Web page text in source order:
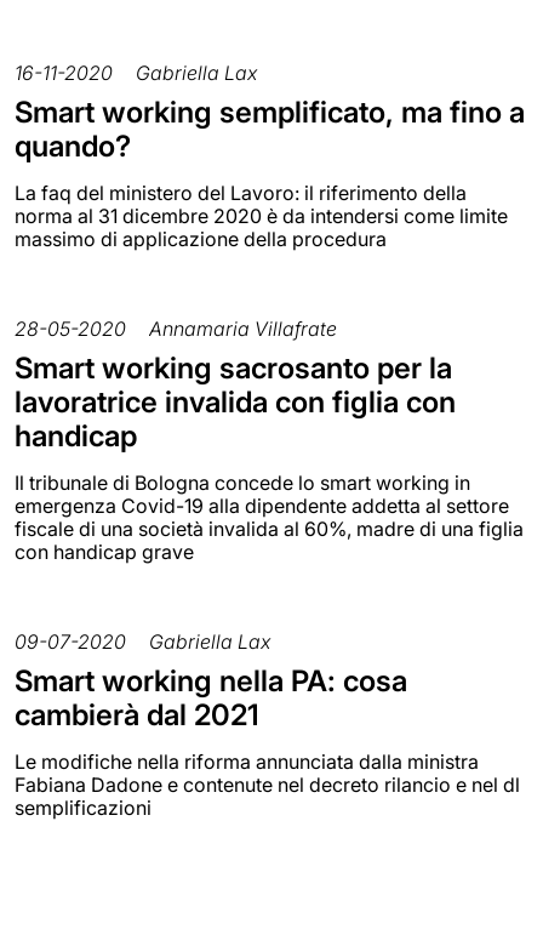
16-11-2020 Gabriella Lax
Smart working semplificato, ma fino a
quando?
La faq del ministero del Lavoro: il riferimento della
norma al 31 dicembre 2020 è da intendersi come limite
massimo di applicazione della procedura
28-05-2020 Annamaria Villafrate
Smart working sacrosanto per la
lavoratrice invalida con figlia con
handicap
Il tribunale di Bologna concede lo smart working in
emergenza Covid-19 alla dipendente addetta al settore
fiscale di una società invalida al 60%, madre di una figlia
con handicap grave
09-07-2020 Gabriella Lax
Smart working nella PA: cosa
cambierà dal 2021
Le modifiche nella riforma annunciata dalla ministra
Fabiana Dadone e contenute nel decreto rilancio e nel dl
semplificazioni